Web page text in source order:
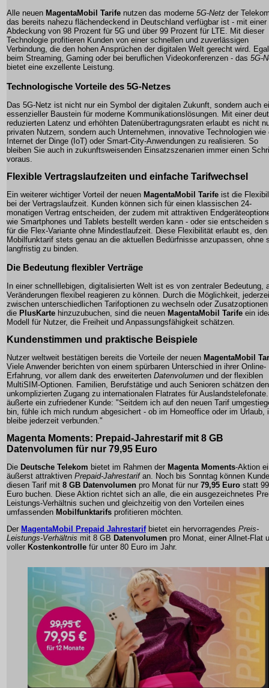
Alle neuen MagentaMobil Tarife nutzen das moderne 5G-Netz der
das bereits nahezu flächendeckend in Deutschland verfügbar ist - mit einer
Abdeckung von 98 Prozent für 5G und über 99 Prozent für LTE. Mit dieser
Technologie profitieren Kunden von einer schnellen und zuverlässigen
Verbindung, die den hohen Ansprüchen der digitalen Welt gerecht wird.
beim Streaming, Gaming oder bei beruflichen Videokonferenzen - das 5G-
bietet eine exzellente Leistung.
Technologische Vorteile des 5G-Netzes
Das 5G-Netz ist nicht nur ein Symbol der digitalen Zukunft, sondern auch
essenzieller Baustein für moderne Kommunikationslösungen. Mit einer
reduzierten Latenz und erhöhten Datenübertragungsraten erlaubt es nicht
privaten Nutzern, sondern auch Unternehmen, innovative Technologien wie
Internet der Dinge (IoT) oder Smart-City-Anwendungen zu realisieren. So
bleiben Sie auch in zukunftsweisenden Einsatzszenarien immer einen
voraus.
Flexible Vertragslaufzeiten und einfache Tarifwechsel
Ein weiterer wichtiger Vorteil der neuen MagentaMobil Tarife ist die
bei der Vertragslaufzeit. Kunden können sich für einen klassischen 24-
monatigen Vertrag entscheiden, der zudem mit attraktiven
wie Smartphones und Tablets bestellt werden kann - oder sie entscheiden
für die Flex-Variante ohne Mindestlaufzeit. Diese Flexibilität erlaubt es, den
Mobilfunktarif stets genau an die aktuellen Bedürfnisse anzupassen, ohne
langfristig zu binden.
Die Bedeutung flexibler Verträge
In einer schnelllebigen, digitalisierten Welt ist es von zentraler Bedeutung,
Veränderungen flexibel reagieren zu können. Durch die Möglichkeit,
zwischen unterschiedlichen Tarifoptionen zu wechseln oder
die PlusKarte hinzuzubuchen, sind die neuen MagentaMobil Tarife ein
Modell für Nutzer, die Freiheit und Anpassungsfähigkeit schätzen.
Kundenstimmen und praktische Beispiele
Nutzer weltweit bestätigen bereits die Vorteile der neuen MagentaMobil
Viele Anwender berichten von einem spürbaren Unterschied in ihrer Online-
Erfahrung, vor allem dank des erweiterten Datenvolumen und der flexiblen
MultiSIM-Optionen. Familien, Berufstätige und auch Senioren schätzen den
unkomplizierten Zugang zu internationalen Flatrates für
äußerte ein zufriedener Kunde: "Seitdem ich auf den neuen Tarif
bin, fühle ich mich rundum abgesichert - ob im Homeoffice oder im Urlaub,
bleibe jederzeit verbunden."
Magenta Moments: Prepaid-Jahrestarif mit 8 GB
Datenvolumen für nur 79,95 Euro
Die Deutsche Telekom bietet im Rahmen der Magenta Moments-Aktion
äußerst attraktiven Prepaid-Jahrestarifan. Noch bis Sonntag können
diesen Tarif mit 8 GB Datenvolumen pro Monat für nur 79,95 Euro statt
Euro buchen. Diese Aktion richtet sich an alle, die ein ausgezeichnetes
Leistungs-Verhältnis suchen und gleichzeitig von den Vorteilen eines
umfassenden Mobilfunktarifs profitieren möchten.
Der MagentaMobil Prepaid Jahrestarifbietet ein hervorragendes Preis-
Leistungs-Verhältnis mit 8 GB Datenvolumen pro Monat, einer Allnet-Flat
voller Kostenkontrolle für unter 80 Euro im Jahr.